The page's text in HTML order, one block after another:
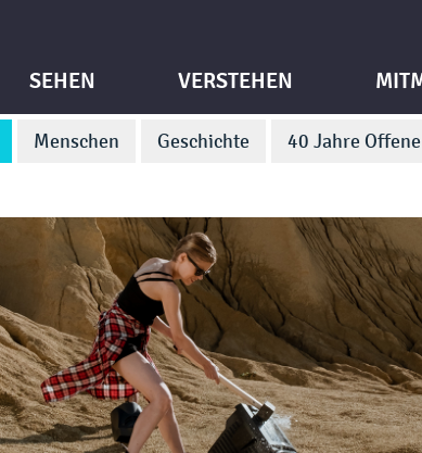
Menschen Geschichte 40 Jahre
SEHEN VERSTEHEN